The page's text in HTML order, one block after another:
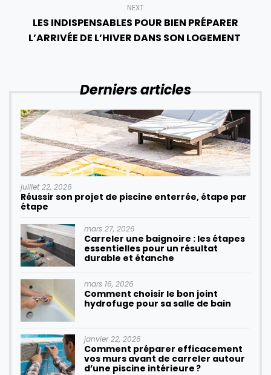
NEXT
LES INDISPENSABLES POUR BIEN PRÉPARER
L’ARRIVÉE DE L’HIVER DANS SON LOGEMENT
Derniers articles
juillet 22, 2026
Réussir son projet de piscine enterrée, étape par
étape
mars 27, 2026
Carreler une baignoire : les étapes
essentielles pour un résultat
durable et étanche
mars 16, 2026
Comment choisir le bon joint
hydrofuge pour sa salle de bain
janvier 22, 2026
Comment préparer efficacement
vos murs avant de carreler autour
d’une piscine intérieure ?